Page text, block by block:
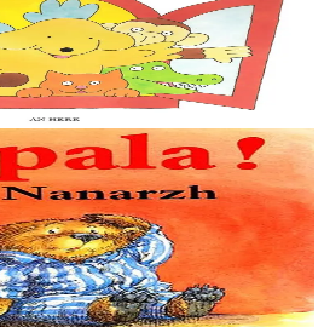
mots contraires, cris des animaux et
à vos enfants des notions de base
Il s'agite et tombe de son lit, y
la salle de bain, à la cuisine… Pendant